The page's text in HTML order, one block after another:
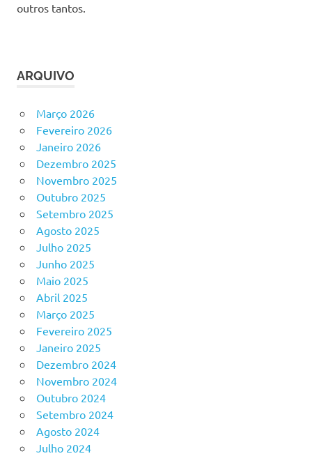
outros tantos.
ARQUIVO
Março 2026
Fevereiro 2026
Janeiro 2026
Dezembro 2025
Novembro 2025
Outubro 2025
Setembro 2025
Agosto 2025
Julho 2025
Junho 2025
Maio 2025
Abril 2025
Março 2025
Fevereiro 2025
Janeiro 2025
Dezembro 2024
Novembro 2024
Outubro 2024
Setembro 2024
Agosto 2024
Julho 2024